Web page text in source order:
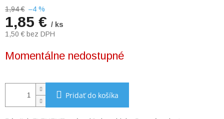
1,94 € –4 %
1,85 € / ks
1,50 € bez DPH
cena:
Momentálne nedostupné
Pridať do košíka